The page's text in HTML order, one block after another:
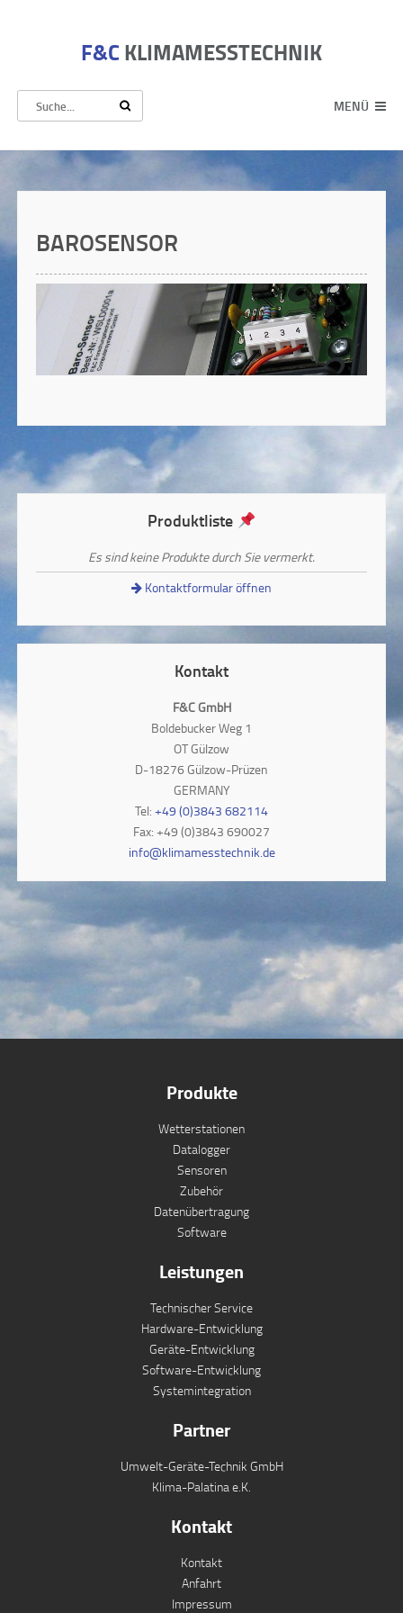
F&C KLIMAMESSTECHNIK
MENÜ
BAROSENSOR
Produktliste
Es sind keine Produkte durch Sie vermerkt.
Kontaktformular öffnen
Kontakt
F&C GmbH
Boldebucker Weg 1
OT Gülzow
D-18276 Gülzow-Prüzen
GERMANY
Tel: +49 (0)3843 682114
Fax: +49 (0)3843 690027
info@klimamesstechnik.de
Produkte
Wetterstationen
Datalogger
Sensoren
Zubehör
Datenübertragung
Software
Leistungen
Technischer Service
Hardware-Entwicklung
Geräte-Entwicklung
Software-Entwicklung
Systemintegration
Partner
Umwelt-Geräte-Technik GmbH
Klima-Palatina e.K.
Kontakt
Kontakt
Anfahrt
Impressum